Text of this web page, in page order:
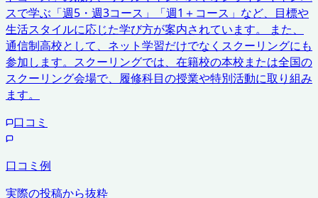
スで学ぶ「週5・週3コース」「週1＋コース」など、目標や
生活スタイルに応じた学び方が案内されています。 また、
通信制高校として、ネット学習だけでなくスクーリングにも
参加します。スクーリングでは、在籍校の本校または全国の
スクーリング会場で、履修科目の授業や特別活動に取り組み
ます。
口コミ
口コミ例
実際の投稿から抜粋